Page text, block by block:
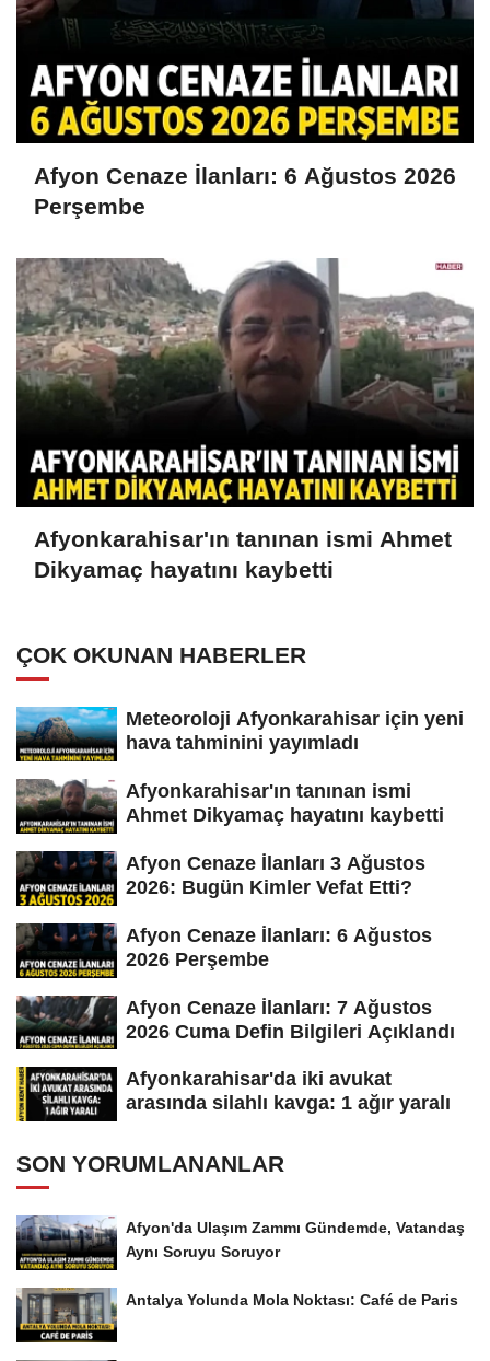
Afyon Cenaze İlanları: 6 Ağustos 2026
Perşembe
Afyonkarahisar'ın tanınan ismi Ahmet
Dikyamaç hayatını kaybetti
ÇOK OKUNAN HABERLER
Meteoroloji Afyonkarahisar için yeni
hava tahminini yayımladı
Afyonkarahisar'ın tanınan ismi
Ahmet Dikyamaç hayatını kaybetti
Afyon Cenaze İlanları 3 Ağustos
2026: Bugün Kimler Vefat Etti?
Afyon Cenaze İlanları: 6 Ağustos
2026 Perşembe
Afyon Cenaze İlanları: 7 Ağustos
2026 Cuma Defin Bilgileri Açıklandı
Afyonkarahisar'da iki avukat
arasında silahlı kavga: 1 ağır yaralı
SON YORUMLANANLAR
Afyon'da Ulaşım Zammı Gündemde, Vatandaş
Aynı Soruyu Soruyor
Antalya Yolunda Mola Noktası: Café de Paris